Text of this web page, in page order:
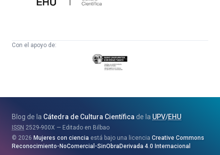
Con el apoyo de:
Eusko
Jaurlaritza
eta
Berrikuntza
Saila
Blog de la Cátedra de Cultura Científica de la UPV/EHU
ISSN 2529-900X
Editado en Bilbao
2026 Mujeres con ciencia está bajo una licencia Creative Commons
Reconocimiento-NoComercial-SinObraDerivada 4.0 Internacional